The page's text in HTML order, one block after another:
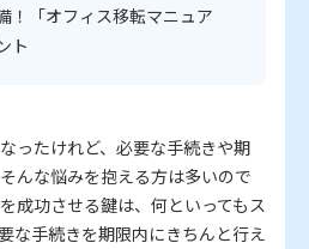
！「オフィス移転マニュア
ト
ったけれど、必要な手続きや期
んな悩みを抱える方は多いので
成功させる鍵は、何といってもス
な手続きを期限内にきちんと行え